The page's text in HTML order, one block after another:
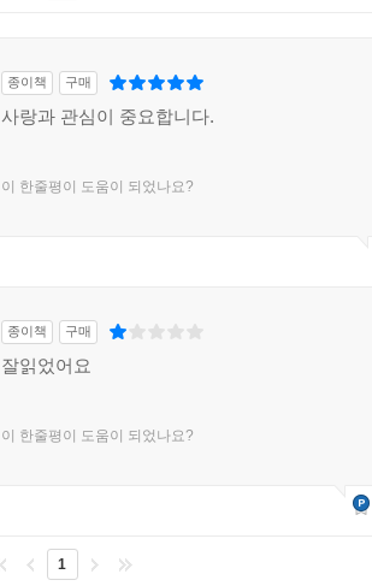
종이책 구매
사랑과 관심이 중요합니다.
이 한줄평이 도움이 되었나요?
종이책 구매
잘읽었어요
이 한줄평이 도움이 되었나요?
1